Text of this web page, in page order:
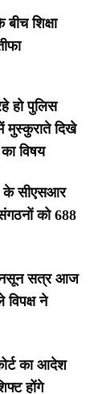
शिक्षा
हो पुलिस
मुस्कुराते दिखे
विषय
के सीएसआर
को 688
सत्र आज
ने
का आदेश
होंगे